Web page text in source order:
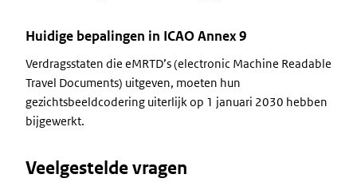
Huidige bepalingen in ICAO Annex 9
Verdragsstaten die eMRTD’s (electronic Machine Readable
Travel Documents) uitgeven, moeten hun
gezichtsbeeldcodering uiterlijk op 1 januari 2030 hebben
bijgewerkt.
Veelgestelde vragen